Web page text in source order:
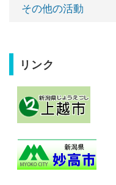
その他の活動
リンク